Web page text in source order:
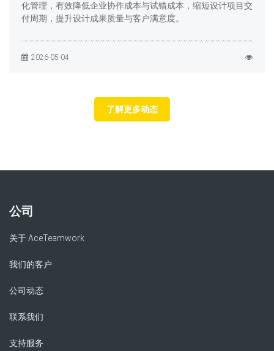
化管理，有效降低企业协作成本与试错成本，缩短设计项目交
付周期，提升设计成果质量与客户满意度。
2026-05-04
了解更多动态
公司
关于 AceTeamwork
我们的客户
公司动态
联系我们
支持服务